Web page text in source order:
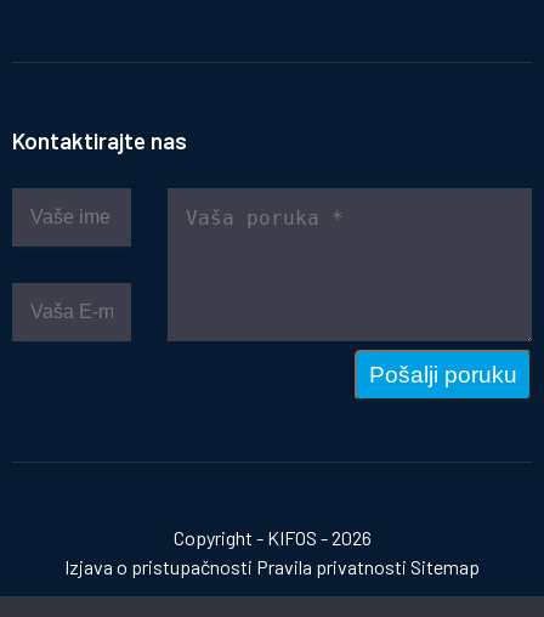
Kontaktirajte nas
Pošalji poruku
Copyright - KIFOS - 2026
Izjava o pristupačnosti Pravila privatnosti Sitemap